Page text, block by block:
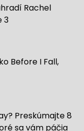
Rachel
3
Before I Fall,
Preskúmajte 8
sa vám páčia